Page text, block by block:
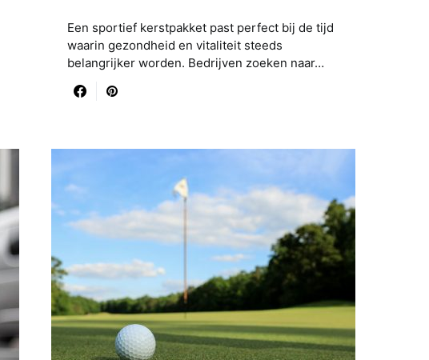
Een sportief kerstpakket past perfect bij de tijd
waarin gezondheid en vitaliteit steeds
belangrijker worden. Bedrijven zoeken naar…